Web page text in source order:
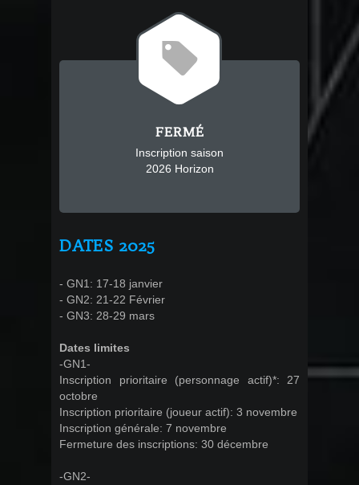
8
FERMÉ
Inscription saison
2026 Horizon
DATES 2025
- GN1: 17-18 janvier
- GN2: 21-22 Février
- GN3: 28-29 mars
Dates limites
-GN1-
Inscription prioritaire (personnage actif)*: 27
octobre
Inscription prioritaire (joueur actif): 3 novembre
Inscription générale: 7 novembre
Fermeture des inscriptions: 30 décembre
-GN2-